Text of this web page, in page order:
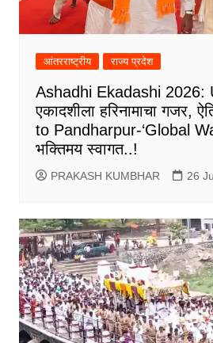
आंतरराष्ट्रीय राज्य प्रदेश
Ashadhi Ekadashi 2026:
एकादशीला हरिनामाचा गजर,
to Pandharpur-‘Global
भक्तिमय स्वागत..!
PRAKASH KUMBHAR 26